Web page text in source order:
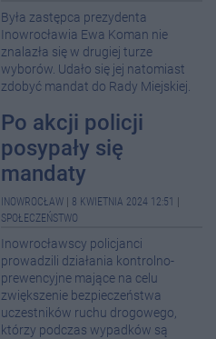
Była zastępca prezydenta
Inowrocławia Ewa Koman nie
znalazła się w drugiej turze
wyborów. Udało się jej natomiast
zdobyć mandat do Rady Miejskiej.
Po akcji policji
posypały się
mandaty
INOWROCŁAW 8 KWIETNIA 2024 12:51
SPOŁECZEŃSTWO
Inowrocławscy policjanci
prowadzili działania kontrolno-
prewencyjne mające na celu
zwiększenie bezpieczeństwa
uczestników ruchu drogowego,
którzy podczas wypadków są